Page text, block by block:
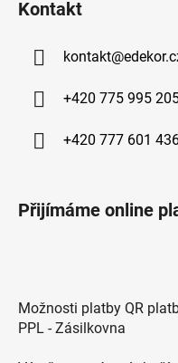
Kontakt
kontakt@
+420 775 995
+420 777 601
Přijímáme online
Možnosti platby QR
PPL - Zásilkovna